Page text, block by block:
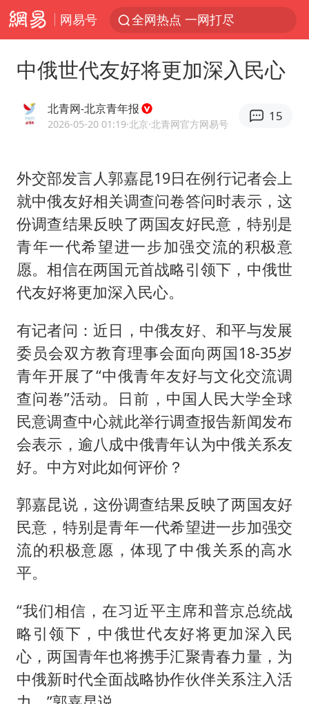
网易号 全网热点 一网打尽
中俄世代友好将更加深入民心
北青网-北京青年报
2026-05-20 01:19·北京·北青网官方网易号
15
外交部发言人郭嘉昆19日在例行记者会上
就中俄友好相关调查问卷答问时表示，这
份调查结果反映了两国友好民意，特别是
青年一代希望进一步加强交流的积极意
愿。相信在两国元首战略引领下，中俄世
代友好将更加深入民心。
有记者问：近日，中俄友好、和平与发展
委员会双方教育理事会面向两国18-35岁
青年开展了“中俄青年友好与文化交流调
查问卷”活动。日前，中国人民大学全球
民意调查中心就此举行调查报告新闻发布
会表示，逾八成中俄青年认为中俄关系友
好。中方对此如何评价？
郭嘉昆说，这份调查结果反映了两国友好
民意，特别是青年一代希望进一步加强交
流的积极意愿，体现了中俄关系的高水
平。
“我们相信，在习近平主席和普京总统战
略引领下，中俄世代友好将更加深入民
心，两国青年也将携手汇聚青春力量，为
中俄新时代全面战略协作伙伴关系注入活